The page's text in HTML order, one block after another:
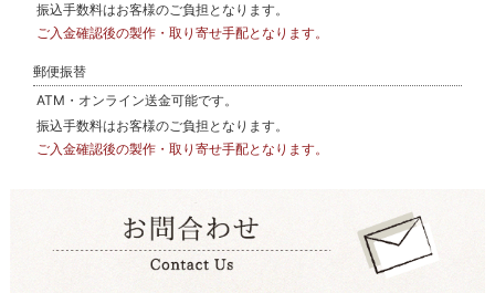
振込手数料はお客様のご負担となります。
ご入金確認後の製作・取り寄せ手配となります。
郵便振替
ATM・オンライン送金可能です。
振込手数料はお客様のご負担となります。
ご入金確認後の製作・取り寄せ手配となります。